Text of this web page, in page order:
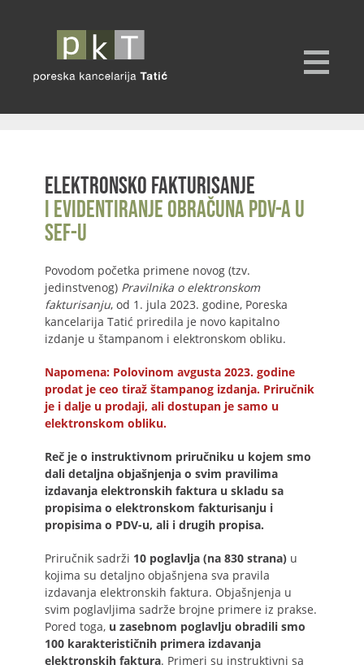
Elektronsko fakturisanje
i evidentiranje obračuna PDV-a u
SEF-u
Povodom početka primene novog (tzv.
jedinstvenog) Pravilnika o elektronskom
fakturisanju, od 1. jula 2023. godine, Poreska
kancelarija Tatić priredila je novo kapitalno
izdanje u štampanom i elektronskom obliku.
Napomena: Polovinom avgusta 2023. godine
prodat je ceo tiraž štampanog izdanja. Priručnik
je i dalje u prodaji, ali dostupan je samo u
elektronskom obliku.
Reč je o instruktivnom priručniku u kojem smo
dali detaljna objašnjenja o svim pravilima
izdavanja elektronskih faktura u skladu sa
propisima o elektronskom fakturisanju i
propisima o PDV-u, ali i drugih propisa.
Priručnik sadrži 10 poglavlja (na 830 strana) u
kojima su detaljno objašnjena sva pravila
izdavanja elektronskih faktura. Objašnjenja u
svim poglavljima sadrže brojne primere iz prakse.
Pored toga, u zasebnom poglavlju obradili smo
100 karakterističnih primera izdavanja
elektronskih faktura. Primeri su instruktivni sa